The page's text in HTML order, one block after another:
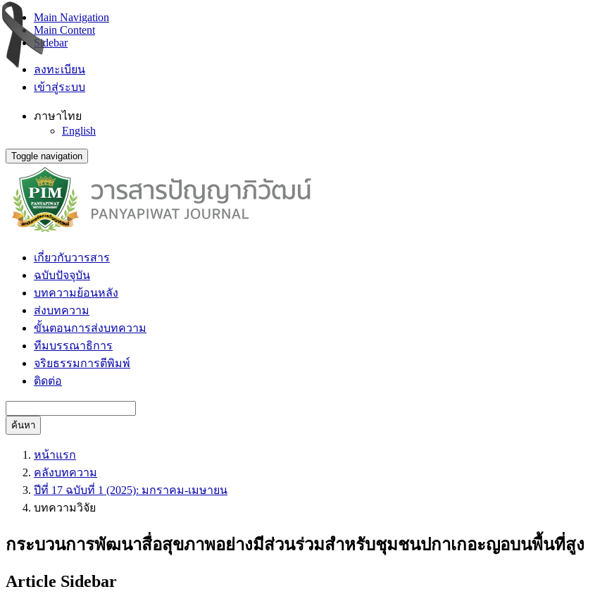
Main Navigation
Main Content
Sidebar
ลงทะเบียน
เข้าสู่ระบบ
ภาษาไทย
English
Toggle navigation
เกี่ยวกับวารสาร
ฉบับปัจจุบัน
บทความย้อนหลัง
ส่งบทความ
ขั้นตอนการส่งบทความ
ทีมบรรณาธิการ
จริยธรรมการตีพิมพ์
ติดต่อ
ค้นหา
หน้าแรก
คลังบทความ
ปีที่ 17 ฉบับที่ 1 (2025): มกราคม-เมษายน
บทความวิจัย
กระบวนการพัฒนาสื่อสุขภาพอย่างมีส่วนร่วมสำหรับชุมชนปกาเกอะญอบนพื้นที่สูง
Article Sidebar